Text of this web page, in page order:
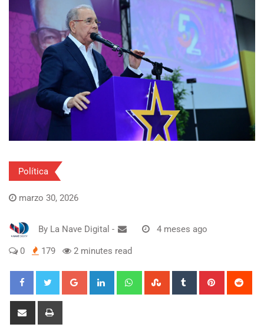
Política
marzo 30, 2026
By La Nave Digital - 4 meses ago
0 179 2 minutes read
Google+ LinkedIn WhatsappStumbleUpon
Tumblr Pinterest
Share